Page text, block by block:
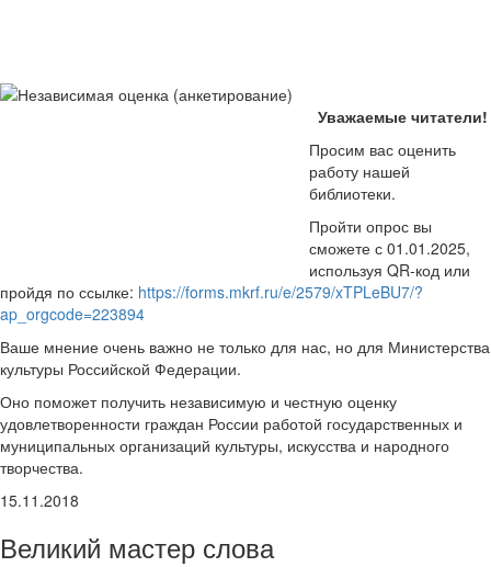
Уважаемые читатели!
Просим вас оценить
работу нашей
библиотеки.
Пройти опрос вы
сможете с 01.01.2025,
используя QR-код или
пройдя по ссылке: https://forms.mkrf.ru/e/2579/xTPLeBU7/?
ap_orgcode=223894
Ваше мнение очень важно не только для нас, но для Министерства
культуры Российской Федерации.
Оно поможет получить независимую и честную оценку
удовлетворенности граждан России работой государственных и
муниципальных организаций культуры, искусства и народного
творчества.
15.11.2018
Великий мастер слова